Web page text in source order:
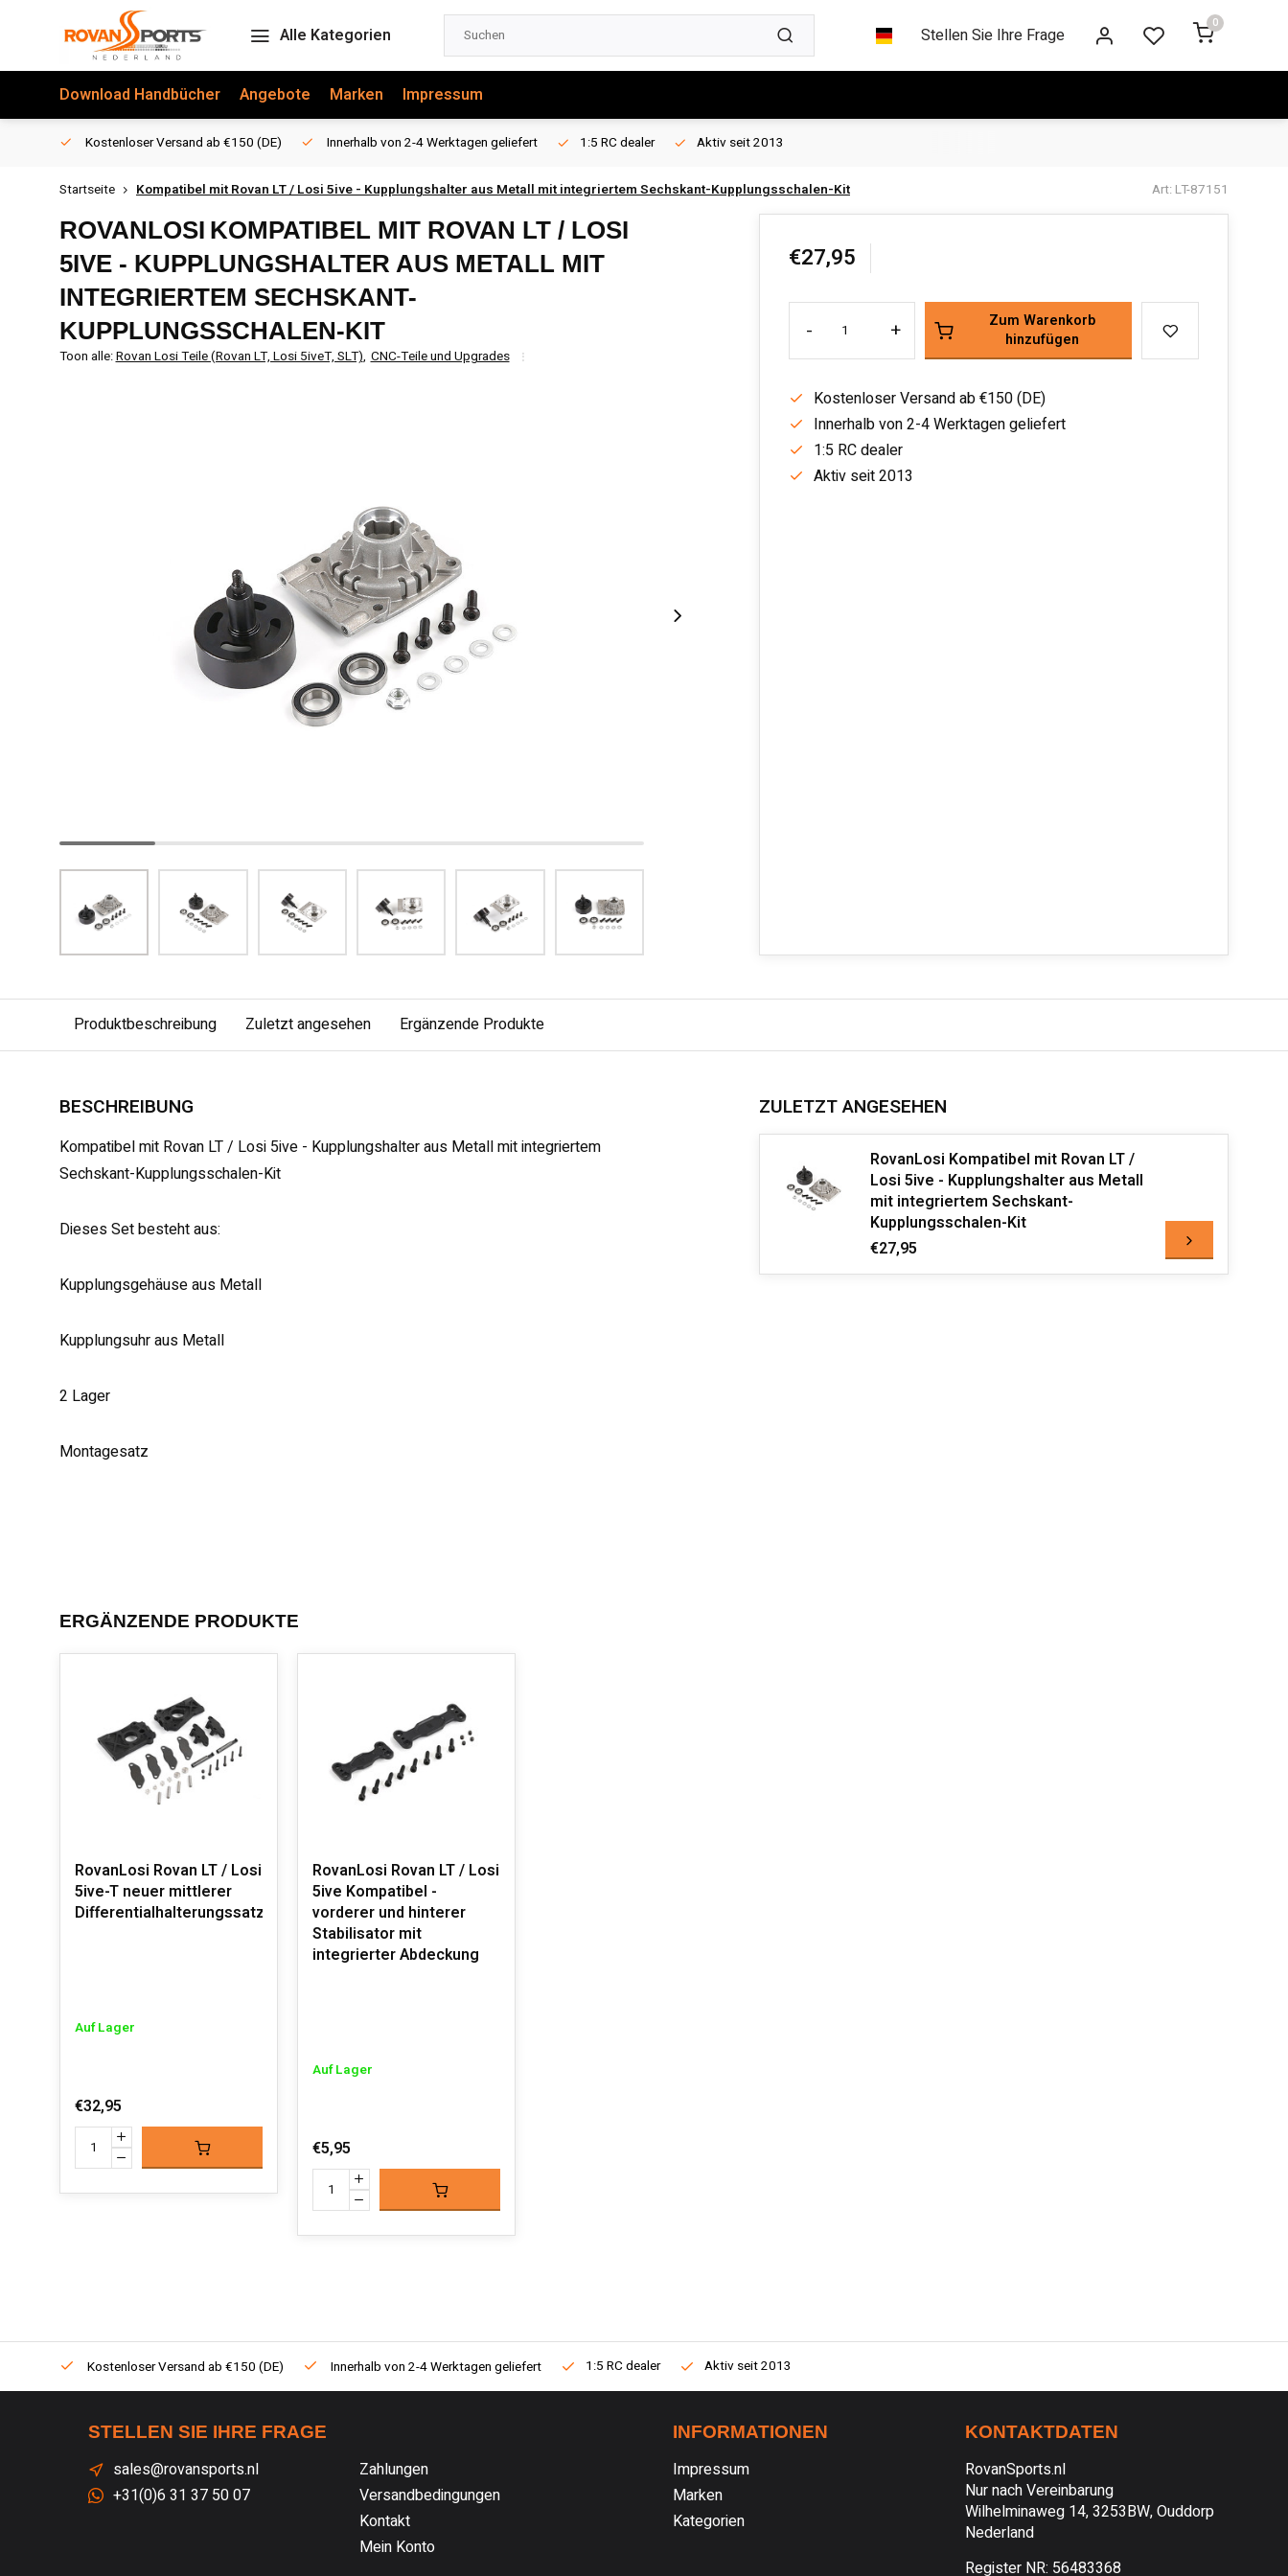
Alle Kategorien Stellen Sie Ihre Frage
0
Download Handbücher Angebote Marken Impressum
Kostenloser Versand ab €150 (DE) Innerhalb von 2-4 Werktagen geliefert 1:5 RC dealer Aktiv seit 2013
Startseite Kompatibel mit Rovan LT / Losi 5ive - Kupplungshalter aus Metall mit integriertem Sechskant-Kupplungsschalen-Kit Art: LT-87151
ROVANLOSI KOMPATIBEL MIT ROVAN LT / LOSI
5IVE - KUPPLUNGSHALTER AUS METALL MIT
INTEGRIERTEM SECHSKANT-
KUPPLUNGSSCHALEN-KIT
Toon alle:Rovan Losi Teile (Rovan LT, Losi 5iveT, SLT), CNC-Teile und Upgrades
€27,95
- +
Zum Warenkorb
hinzufügen
Kostenloser Versand ab €150 (DE)
Innerhalb von 2-4 Werktagen geliefert
1:5 RC dealer
Aktiv seit 2013
Produktbeschreibung Zuletzt angesehen Ergänzende Produkte
BESCHREIBUNG
Kompatibel mit Rovan LT / Losi 5ive - Kupplungshalter aus Metall mit integriertem
Sechskant-Kupplungsschalen-Kit
Dieses Set besteht aus:
Kupplungsgehäuse aus Metall
Kupplungsuhr aus Metall
2 Lager
Montagesatz
ZULETZT ANGESEHEN
RovanLosi Kompatibel mit Rovan LT /
Losi 5ive - Kupplungshalter aus Metall
mit integriertem Sechskant-
Kupplungsschalen-Kit
€27,95
ERGÄNZENDE PRODUKTE
RovanLosi Rovan LT / Losi
5ive-T neuer mittlerer
Differentialhalterungssatz
Auf Lager
€32,95
RovanLosi Rovan LT / Losi
5ive Kompatibel -
vorderer und hinterer
Stabilisator mit
integrierter Abdeckung
Auf Lager
€5,95
Kostenloser Versand ab €150 (DE) Innerhalb von 2-4 Werktagen geliefert 1:5 RC dealer Aktiv seit 2013
STELLEN SIE IHRE FRAGE
sales@rovansports.nl
+31(0)6 31 37 50 07
Zahlungen
Versandbedingungen
Kontakt
Mein Konto
INFORMATIONEN
Impressum
Marken
Kategorien
KONTAKTDATEN
RovanSports.nl
Nur nach Vereinbarung
Wilhelminaweg 14, 3253BW, Ouddorp
Nederland
Register NR: 56483368